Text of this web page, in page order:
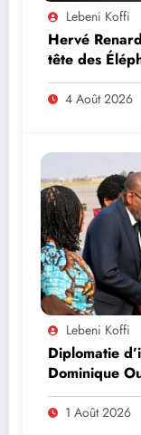
Lebeni Koffi
Hervé
tête des
4 Août 2026
Lebeni Koffi
Diplomatie
Dominique
leadership
Afrique
1 Août 2026